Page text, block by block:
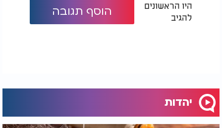
היו הראשונים
להגיב
הוסף תגובה
יהדות